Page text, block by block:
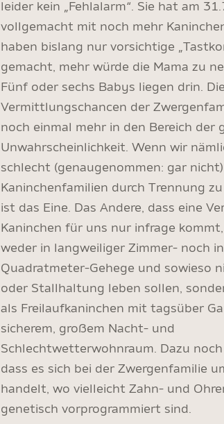
leider kein „Fehlalarm“. Sie hat am
vollgemacht mit noch mehr
haben bislang nur vorsichtige
gemacht, mehr würde die Mama zu
Fünf oder sechs Babys liegen drin. Die
Vermittlungschancen der
noch einmal mehr in den Bereich der
Unwahrscheinlichkeit. Wenn wir
schlecht (genaugenommen: gar
Kaninchenfamilien durch Trennung
ist das Eine. Das Andere, dass eine
Kaninchen für uns nur infrage
weder in langweiliger Zimmer- noch
Quadratmeter-Gehege und sowieso
oder Stallhaltung leben sollen,
als Freilaufkaninchen mit tagsüber
sicherem, großem Nacht- und
Schlechtwetterwohnraum. Dazu noch
dass es sich bei der Zwergenfamilie
handelt, wo vielleicht Zahn- und
genetisch vorprogrammiert sind.